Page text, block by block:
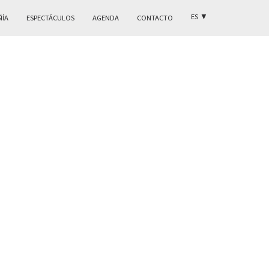
ESPECTÁCULOS AGENDA CONTACTO ES ▼